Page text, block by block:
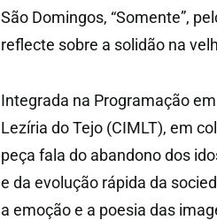
São Domingos, “Somente”,
reflecte sobre a solidão na
Integrada na Programação
Lezíria do Tejo (CIMLT), em
peça fala do abandono dos
e da evolução rápida da
a emoção e a poesia das